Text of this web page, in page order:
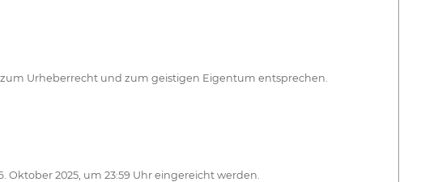
Urheberrecht und zum geistigen Eigentum entsprechen.
2025, um 23:59 Uhr eingereicht werden.